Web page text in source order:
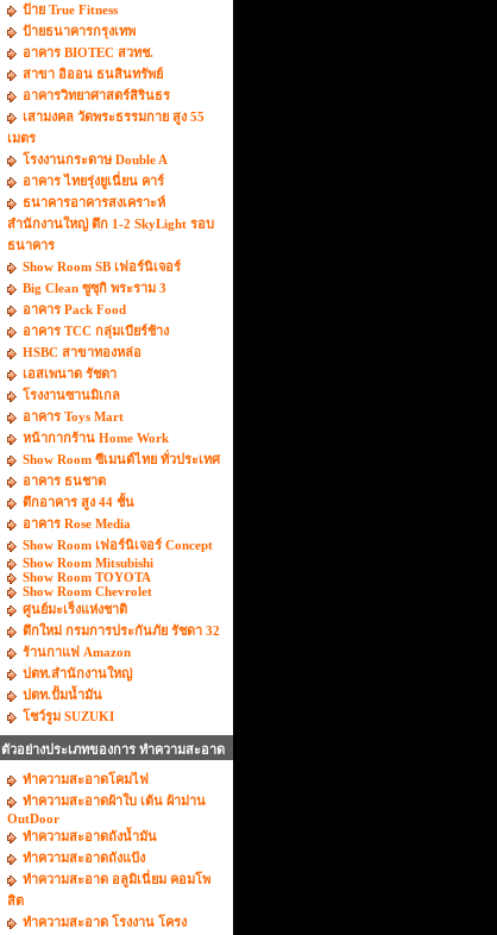
ป้าย True Fitness
ป้ายธนาคารกรุงเทพ
อาคาร BIOTEC สวทช.
สาขา อิออน ธนสินทรัพย์
อาคารวิทยาศาสตร์สิรินธร
เสามงคล วัดพระธรรมกาย สูง 55
เมตร
โรงงานกระดาษ Double A
อาคาร ไทยรุ่งยูเนี่ยน คาร์
ธนาคารอาคารสงเคราะห์
สำนักงานใหญ่ ตึก 1-2 SkyLight รอบ
ธนาคาร
Show Room SB เฟอร์นิเจอร์
Big Clean ซูซุกิ พระราม 3
อาคาร Pack Food
อาคาร TCC กลุ่มเบียร์ช้าง
HSBC สาขาทองหล่อ
เอสเพนาด รัชดา
โรงงานซานมิเกล
อาคาร Toys Mart
หน้ากากร้าน Home Work
Show Room ซีเมนต์ไทย ทั่วประเทศ
อาคาร ธนชาต
ตึกอาคาร สูง 44 ชั้น
อาคาร Rose Media
Show Room เฟอร์นิเจอร์ Concept
Show Room Mitsubishi
Show Room TOYOTA
Show Room Chevrolet
ศูนย์มะเร็งแห่งชาติ
ตึกใหม่ กรมการประกันภัย รัชดา 32
ร้านกาแฟ Amazon
ปตท.สำนักงานใหญ่
ปตท.ปั้มน้ำมัน
โชว์รูม SUZUKI
ตัวอย่างประเภทของการ ทำความสะอาด
ทำความสะอาดโคมไฟ
ทำความสะอาดผ้าใบ เต้น ผ้าม่าน
OutDoor
ทำความสะอาดถังน้ำมัน
ทำความสะอาดถังแป้ง
ทำความสะอาด อลูมิเนี่ยม คอมโพ
สิต
ทำความสะอาด โรงงาน โครง